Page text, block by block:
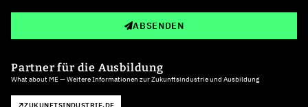
ABSENDEN
Partner für die Ausbildung
What about ME — Weitere Informationen zur Zukunftsindustrie und Ausbildung
ZUKUNFTSINDUSTRIE.DE